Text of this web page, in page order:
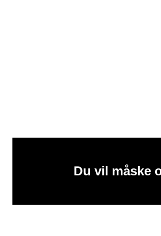
Du vil måske